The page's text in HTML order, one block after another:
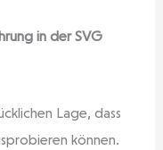
in der SVG
Lage, dass
können.